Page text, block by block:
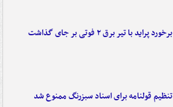
برخورد پراید با تیر برق ۲ فوتی بر جای گذاشت
تنظیم قولنامه برای اسناد سبزرنگ ممنوع شد